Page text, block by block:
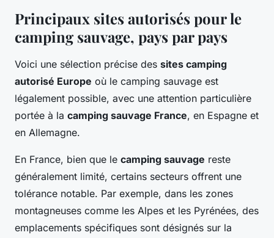
Principaux sites autorisés pour le
camping sauvage, pays par pays
Voici une sélection précise des sites camping
autorisé Europe où le camping sauvage est
légalement possible, avec une attention particulière
portée à la camping sauvage France, en Espagne et
en Allemagne.
En France, bien que le camping sauvage reste
généralement limité, certains secteurs offrent une
tolérance notable. Par exemple, dans les zones
montagneuses comme les Alpes et les Pyrénées, des
emplacements spécifiques sont désignés sur la